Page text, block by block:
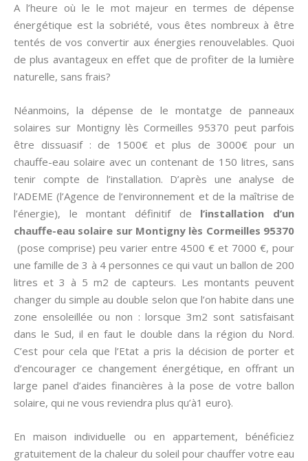
A l’heure où le le mot majeur en termes de dépense
énergétique est la sobriété, vous êtes nombreux à être
tentés de vos convertir aux énergies renouvelables. Quoi
de plus avantageux en effet que de profiter de la lumière
naturelle, sans frais?
Néanmoins, la dépense de le montatge de panneaux
solaires sur Montigny lès Cormeilles 95370 peut parfois
être dissuasif : de 1500€ et plus de 3000€ pour un
chauffe-eau solaire avec un contenant de 150 litres, sans
tenir compte de l’installation. D’après une analyse de
l’ADEME (l’Agence de l’environnement et de la maîtrise de
l’énergie), le montant définitif de l’installation d’un
chauffe-eau solaire sur Montigny lès Cormeilles 95370
(pose comprise) peu varier entre 4500 € et 7000 €, pour
une famille de 3 à 4 personnes ce qui vaut un ballon de 200
litres et 3 à 5 m2 de capteurs. Les montants peuvent
changer du simple au double selon que l’on habite dans une
zone ensoleillée ou non : lorsque 3m2 sont satisfaisant
dans le Sud, il en faut le double dans la région du Nord.
C’est pour cela que l’Etat a pris la décision de porter et
d’encourager ce changement énergétique, en offrant un
large panel d’aides financières à la pose de votre ballon
solaire, qui ne vous reviendra plus qu’à1 euro}.
En maison individuelle ou en appartement, bénéficiez
gratuitement de la chaleur du soleil pour chauffer votre eau